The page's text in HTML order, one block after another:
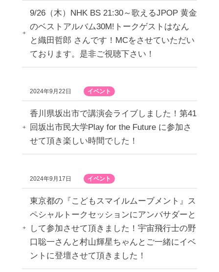
9/26（木）NHK BS 21:30～歌えるJPOP 黄金
のベストアルバム30M!トークゲストはなん
と織田哲郎 さんです！MCをさせていただい
ております。是非ご視聴下さい！
2024年9月22日 イベント
香川県坂出市で講演会ライブしました！第41
回坂出市民大学Play for the Future に参加さ
せて頂き楽しい時間でした！
2024年9月17日 イベント
東京都の『こどもスマイルムーブメント』ス
ペシャルトークセッションにアンバサダーと
して参加させて頂きました！宇宙飛行士の野
口聡一さんと村山輝星ちゃんとご一緒にイベ
ントに登壇させて頂きました！